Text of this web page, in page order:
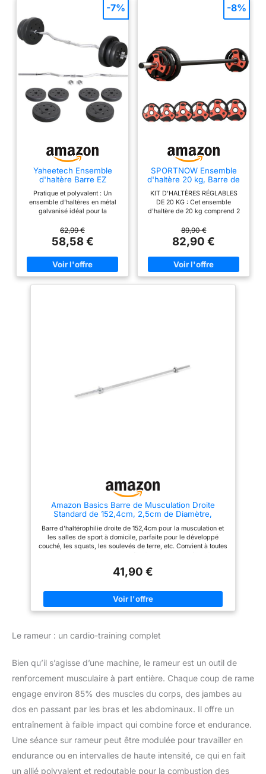
Yaheetech Ensemble
d'haltère Barre EZ
Pratique et polyvalent : Un
ensemble d’haltères en métal
galvanisé idéal pour la
manier des charges lourdes
avec facilité. Vous pouvez
l’utiliser à la maison, dans les
gymnases, les studios et les
clubs de fitness Solide et
robuste : Le set d’haltère est
glissement causé par
transpiration Atout de
à transporter. Un modèle gain
l’entraînement dans les espaces
limités
62,99 €
58,58 €
-7%
SPORTNOW Ensemble
d'haltère 20 kg, Barre de
Musculation Réglable,
Noir
KIT D'HALTÈRES RÉGLABLES
DE 20 KG : Cet ensemble
d'haltère de 20 kg comprend 2
de 1,25 kg et une barre d'haltère
de 2,5 kg. Ajustez le poids
selon vos besoins spécifiques
d'entraînement BARRE
D'HALTÈRES MONOBLOC
SOLIDE : Contrairement aux
risques de chute et favorisant
des exercices en toute sécurité.
89,90 €
82,90 €
-8%
Amazon Basics Barre de Musculation Droite
Standard de 152,4cm, 2,5cm de Diamètre,
Barre d’haltérophilie droite de 152,4cm pour la musculation et
les salles de sport à domicile, parfaite pour le développé
couché, les squats, les soulevés de terre, etc. Convient à toutes
les plaques standard de 2,5cm (en fonte ou bumper) dotées de
sécurité accrue Zones de préhension antidérapantes et
et sûr pendant l’entraînement La construction solide en alliage
d'acier avec une finition chromée offre une durabilité pour des
performances à long terme Spécifications du produit : 152,4cm
de la barre de 6,8kg
41,90 €
Le rameur : un cardio-training complet
Bien qu’il s’agisse d’une machine, le rameur est un outil de
renforcement musculaire à part entière. Chaque coup de rame
engage environ 85% des muscles du corps, des jambes au
dos en passant par les bras et les abdominaux. Il offre un
entraînement à faible impact qui combine force et endurance.
Une séance sur rameur peut être modulée pour travailler en
endurance ou en intervalles de haute intensité, ce qui en fait
un allié polyvalent et redoutable pour la combustion des